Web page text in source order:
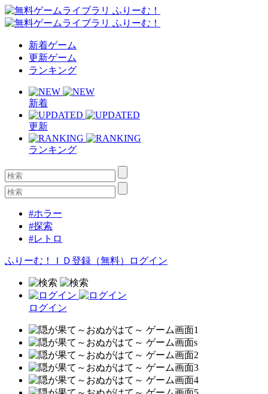
新着ゲーム
更新ゲーム
ランキング
新着
更新
ランキング
#ホラー
#探索
#レトロ
ふりーむ！ＩＤ登録（無料） ログイン
ログイン